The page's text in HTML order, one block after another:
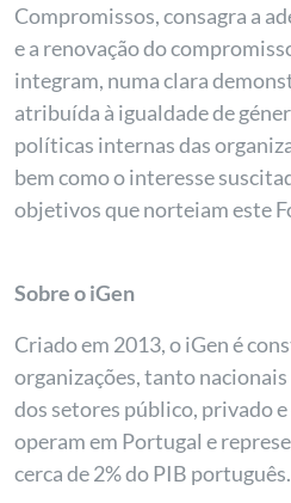
Compromissos, consagra a
e a renovação do
integram, numa clara
atribuída à igualdade de
políticas internas das
bem como o interesse
objetivos que norteiam este
Sobre o iGen
Criado em 2013, o iGen é
organizações, tanto
dos setores público, privado
operam em Portugal e
cerca de 2% do PIB português.